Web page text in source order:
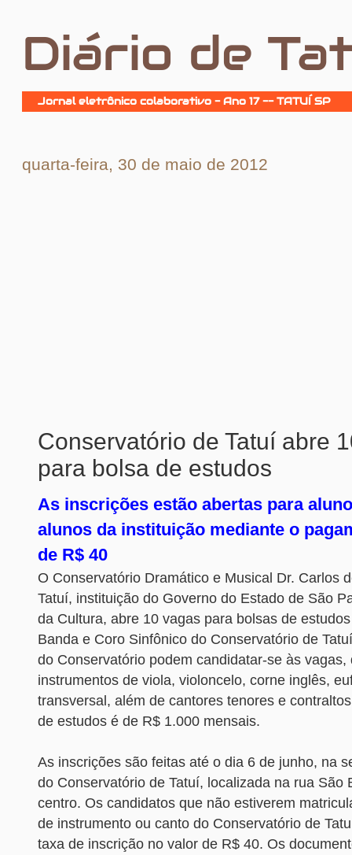
Diário de
Jornal eletrônico colaborativo - Ano 17 -- TATUÍ SP
quarta-feira, 30 de maio de 2012
Conservatório de Tatuí abre
para bolsa de estudos
As inscrições estão abertas para
alunos da instituição mediante o
de R$ 40
O Conservatório Dramático e Musical Dr. Carlos
Tatuí, instituição do Governo do Estado de São
da Cultura, abre 10 vagas para bolsas de
Banda e Coro Sinfônico do Conservatório de
do Conservatório podem candidatar-se às vagas,
instrumentos de viola, violoncelo, corne inglês,
transversal, além de cantores tenores e
de estudos é de R$ 1.000 mensais.
As inscrições são feitas até o dia 6 de junho, na
do Conservatório de Tatuí, localizada na rua São
centro. Os candidatos que não estiverem
de instrumento ou canto do Conservatório de
taxa de inscrição no valor de R$ 40. Os